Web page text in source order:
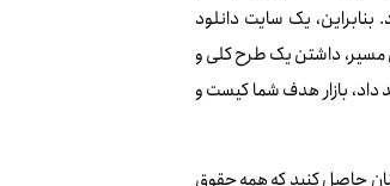
بنابراین، یک سایت دانلود
مسیر، داشتن یک طرح کلی و
داد، بازار هدف شما کیست و